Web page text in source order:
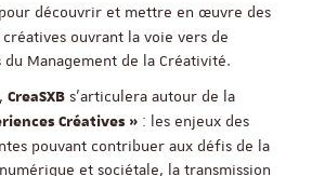
découvrir et mettre en œuvre des
ouvrant la voie vers de
Management de la Créativité.
CreaSXB s’articulera autour de la
Créatives » : les enjeux des
pouvant contribuer aux défis de la
et sociétale, la transmission